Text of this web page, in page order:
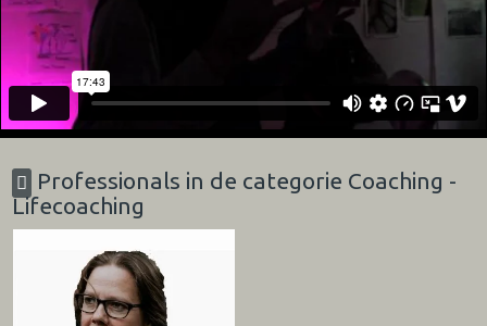
Professionals in de categorie Coaching -
Lifecoaching